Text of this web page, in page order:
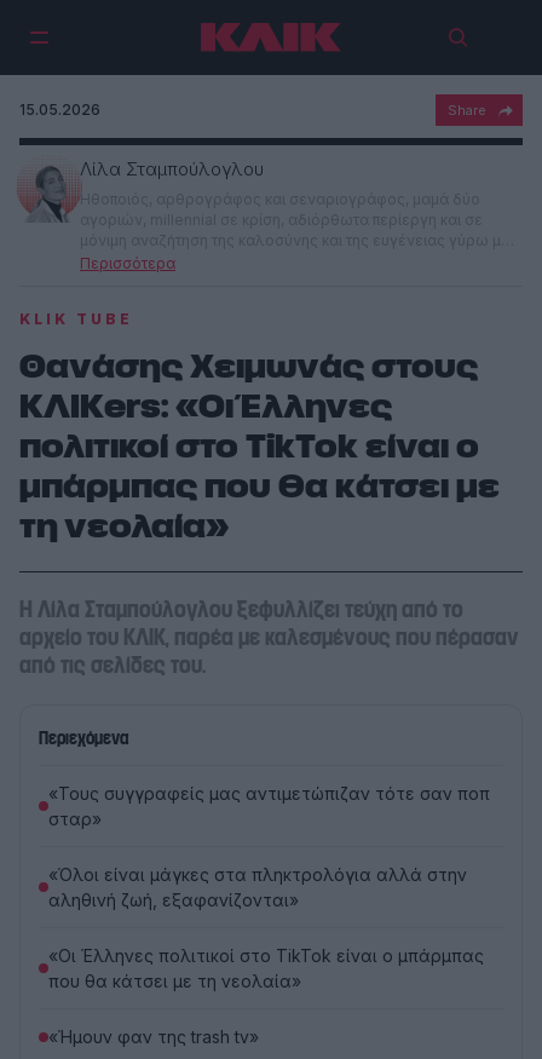
15.05.2026
KLIK TUBE
Θανάσης Χειμωνάς στους
ΚΛΙΚers: «Οι Έλληνες
πολιτικοί στο TikTok είναι ο
μπάρμπας που θα κάτσει με
τη νεολαία»
Η Λίλα Σταμπούλογλου ξεφυλλίζει τεύχη από το
αρχείο του ΚΛΙΚ, παρέα με καλεσμένους που πέρασαν
από τις σελίδες του.
Περιεχόμενα
«Τους συγγραφείς μας αντιμετώπιζαν τότε σαν ποπ
σταρ»
«Όλοι είναι μάγκες στα πληκτρολόγια αλλά στην
αληθινή ζωή, εξαφανίζονται»
«Οι Έλληνες πολιτικοί στο TikTok είναι ο μπάρμπας
που θα κάτσει με τη νεολαία»
«Ήμουν φαν της trash tv»
Λίλα Σταμπούλογλου
Γεννήθηκα στην Αθήνα, είμαι παιδί της πόλης και της
μικρή, πρέπει να έχεις τεχνική.